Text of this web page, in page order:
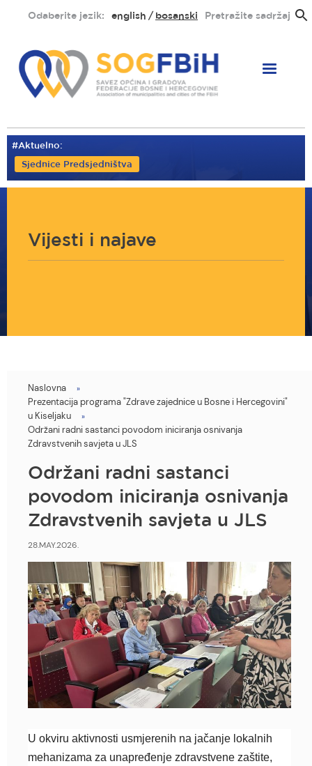
sadržaj
Odaberite jezik: english bosanski Pretražite sadržaj
#Aktuelno:
Sjednice Predsjedništva
Vijesti i najave
You
are
here
Naslovna
Prezentacija programa "Zdrave zajednice u Bosne i Hercegovini"
u Kiseljaku
Održani radni sastanci povodom iniciranja osnivanja
Zdravstvenih savjeta u JLS
Održani radni sastanci
povodom iniciranja osnivanja
Zdravstvenih savjeta u JLS
28.MAY.2026.
U okviru aktivnosti usmjerenih na jačanje lokalnih
mehanizama za unapređenje zdravstvene zaštite,